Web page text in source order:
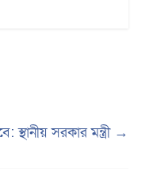
সরকার মন্ত্রী →